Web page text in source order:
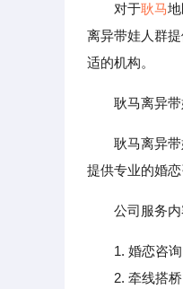
对于耿马
离异带娃人群
适的机构。
耿马离异
耿马离异
提供专业的婚
公司服务内
1. 婚恋咨
2. 牵线搭桥：